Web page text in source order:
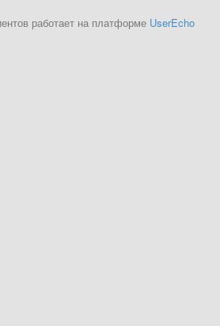
работает на платформе UserEcho